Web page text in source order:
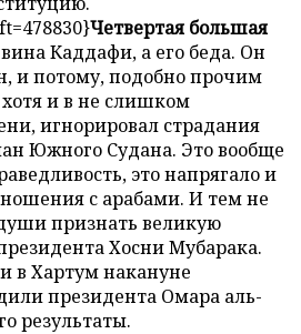
Четвертая большая
Каддафи, а его беда. Он
и потому, подобно прочим
и в не слишком
игнорировал страдания
Южного Судана. Это вообще
это напрягало и
с арабами. И тем не
признать великую
Хосни Мубарака.
в Хартум накануне
президента Омара аль-
результаты.